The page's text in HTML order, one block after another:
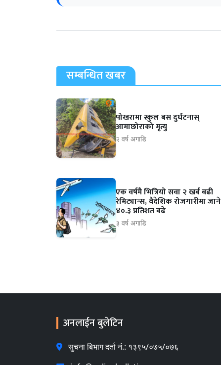
सम्बन्धित खबर
पोखरामा स्कुल बस दुर्घटनास्
आमाछोराको मृत्यु
२ वर्ष अगाडि
एक वर्षमै भित्रियो सवा २ खर्ब बढी
रेमिट्यान्स, वैदेशिक रोजगारीमा जाने
४०.३ प्रतिशत बढे
३ वर्ष अगाडि
अनलाईन बुलेटिन
सुचना बिभाग दर्ता नं.: १३९५/०७५/०७६